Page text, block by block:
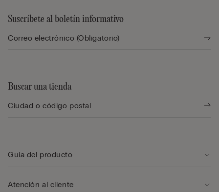
Suscríbete al boletín informativo
Buscar una tienda
Guía del producto
Atención al cliente